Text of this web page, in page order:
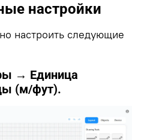
настройки
настроить следующие
→ Единица
(м/фут).